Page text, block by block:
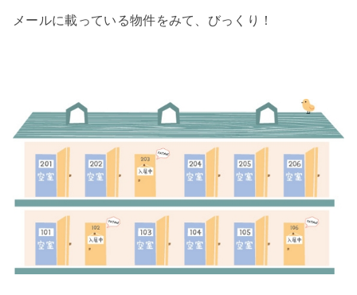
メールに載っている物件をみて、びっくり！